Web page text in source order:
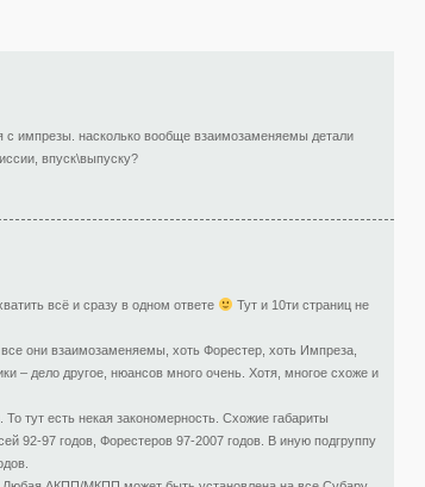
с импрезы. насколько вообще взаимозаменяемы детали
впуск\выпуску?
всё и сразу в одном ответе
Тут и 10ти страниц не
они взаимозаменяемы, хоть Форестер, хоть Импреза,
– дело другое, нюансов много очень. Хотя, многое схоже и
тут есть некая закономерность. Схожие габариты
92-97 годов, Форестеров 97-2007 годов. В иную подгруппу